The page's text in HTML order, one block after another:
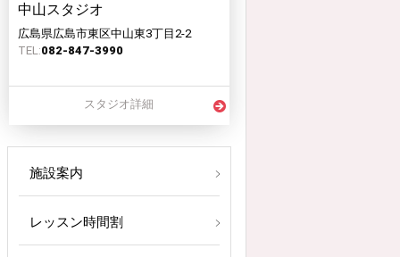
中山スタジオ
広島県広島市東区中山東3丁目2-2
TEL:082-847-3990
スタジオ詳細
施設案内
レッスン時間割